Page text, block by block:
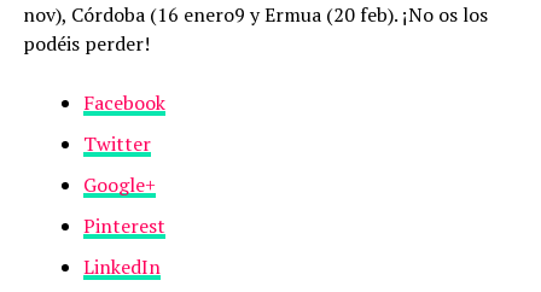
nov), Córdoba (16 enero9 y Ermua (20 feb). ¡No os los
podéis perder!
Facebook
Twitter
Google+
Pinterest
LinkedIn